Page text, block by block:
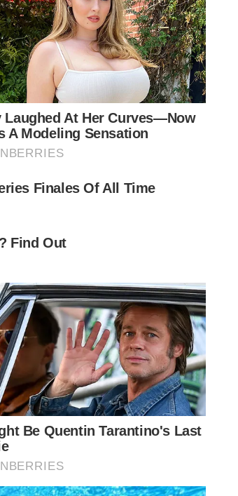
พูดว่า
เอง) ขออันเชิญองค์พระสัมมาสัมพุทธเจ้า